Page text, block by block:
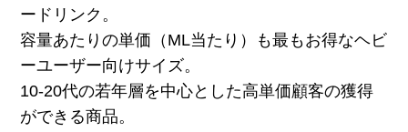
ードリンク。
容量あたりの単価（ML当たり）も最もお得なヘビ
ーユーザー向けサイズ。
10-20代の若年層を中心とした高単価顧客の獲得
ができる商品。